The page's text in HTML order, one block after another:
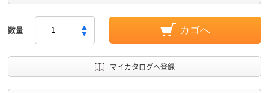
数量 カゴへ
マイカタログへ登録